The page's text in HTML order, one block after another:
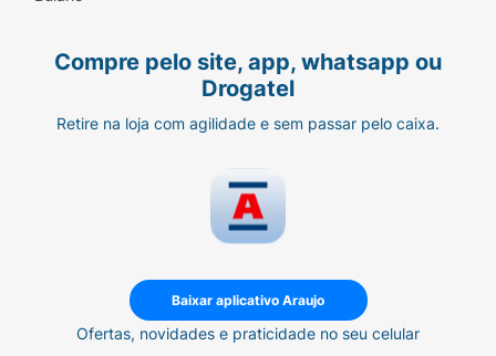
• Btx Capilar e alinhamento do fio
• 100% livre de amônia, sulfato, parabenos,
petrolatos e corantes
• Tipo progressiva caseira
• Condicionador com fórmula Vegana*
Compre pelo site, app, whatsapp ou
Drogatel
Retire na loja com agilidade e sem passar pelo caixa.
Baixar aplicativo Araujo
Ofertas, novidades e praticidade no seu celular